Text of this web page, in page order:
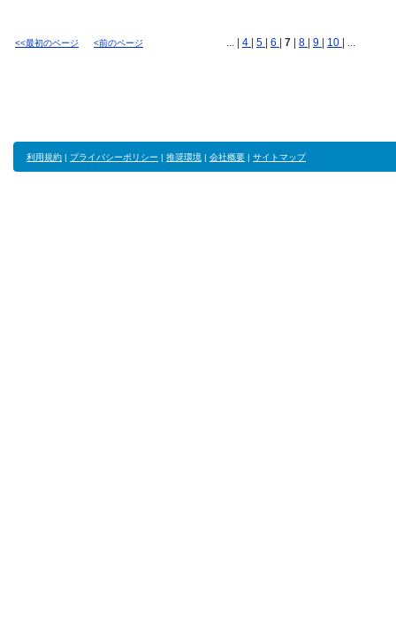
<<最初のページ <前のページ ... | 4 5 6 7 8 9 10 | ...
利用規約 | プライバシーポリシー | 推奨環境 | 会社概要 | サイトマップ